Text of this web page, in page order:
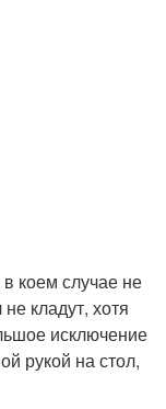
коем случае не
кладут, хотя
исключение
рукой на стол,